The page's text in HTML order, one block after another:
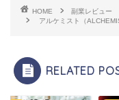
HOME
副業レビュー
アルケミスト（
RELATED